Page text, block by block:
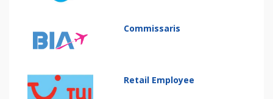
Commissaris
Retail Employee